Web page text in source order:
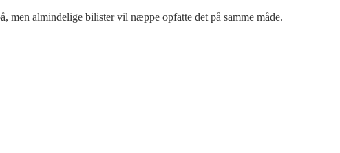
almindelige bilister vil næppe opfatte det på samme måde.